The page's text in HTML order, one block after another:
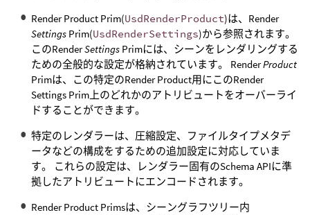
Render Product Prim(UsdRenderProduct)は、Render
Settings Prim(UsdRenderSettings)から参照されます。
このRenderSettings Primには、シーンをレンダリングする
ための全般的な設定が格納されています。 RenderProduct
Primは、この特定のRender Product用にこのRender
Settings Prim上のどれかのアトリビュートをオーバーライ
ドすることができます。
特定のレンダラーは、圧縮設定、ファイルタイプメタデ
ータなどの構成をするための追加設定に対応していま
す。 これらの設定は、レンダラー固有のSchema APIに準
拠したアトリビュートにエンコードされます。
Render Product Primsは、シーングラフツリー内